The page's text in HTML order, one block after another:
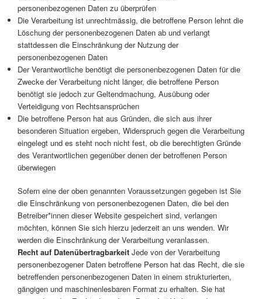
personenbezogenen Daten zu überprüfen
Die Verarbeitung ist unrechtmässig, die betroffene Person lehnt die
Löschung der personenbezogenen Daten ab und verlangt
stattdessen die Einschränkung der Nutzung der
personenbezogenen Daten
Der Verantwortliche benötigt die personenbezogenen Daten für die
Zwecke der Verarbeitung nicht länger, die betroffene Person
benötigt sie jedoch zur Geltendmachung, Ausübung oder
Verteidigung von Rechtsansprüchen
Die betroffene Person hat aus Gründen, die sich aus ihrer
besonderen Situation ergeben, Widerspruch gegen die Verarbeitung
eingelegt und es steht noch nicht fest, ob die berechtigten Gründe
des Verantwortlichen gegenüber denen der betroffenen Person
überwiegen
Sofern eine der oben genannten Voraussetzungen gegeben ist Sie
die Einschränkung von personenbezogenen Daten, die bei den
Betreiber*innen dieser Website gespeichert sind, verlangen
möchten, können Sie sich hierzu jederzeit an uns wenden. Wir
werden die Einschränkung der Verarbeitung veranlassen.
Recht auf Datenübertragbarkeit Jede von der Verarbeitung
personenbezogener Daten betroffene Person hat das Recht, die sie
betreffenden personenbezogenen Daten in einem strukturierten,
gängigen und maschinenlesbaren Format zu erhalten. Sie hat